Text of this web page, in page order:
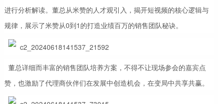
进行分析解读。董总从米赞的人才观引入，揭开短视频的核心逻辑与
规律，展示了米赞从0到1的打造业绩百万的销售团队秘诀。
董总详细而丰富的销售团队培养方案，不得不让现场参会的嘉宾点
赞，也激励了代理商伙伴们在发展中创造机会，在变局中共享共赢。